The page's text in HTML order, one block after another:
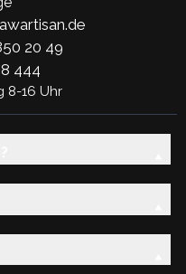
20 49
444
8-16 Uhr